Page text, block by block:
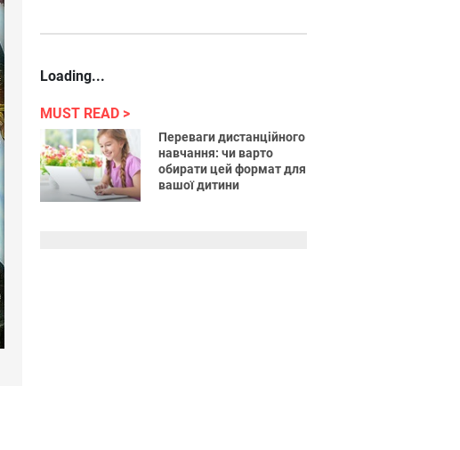
Loading...
MUST READ
Переваги дистанційного
навчання: чи варто
обирати цей формат для
вашої дитини